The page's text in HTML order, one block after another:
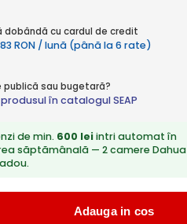
dobândă cu cardul de credit
RON / lună (până la 6 rate)
sau bugetară?
în catalogul SEAP
de min. 600 leiintri automat în
săptămânală — 2 camere Dahua
Adauga in cos